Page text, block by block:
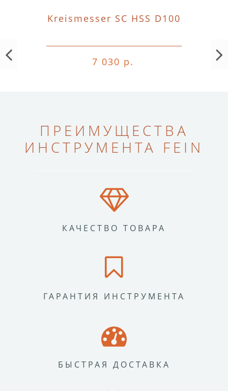
Kreismesser SC HSS D100
7 030 р.
ПРЕИМУЩЕСТВА
ИНСТРУМЕНТА FEIN
КАЧЕСТВО ТОВАРА
ГАРАНТИЯ ИНСТРУМЕНТА
БЫСТРАЯ ДОСТАВКА